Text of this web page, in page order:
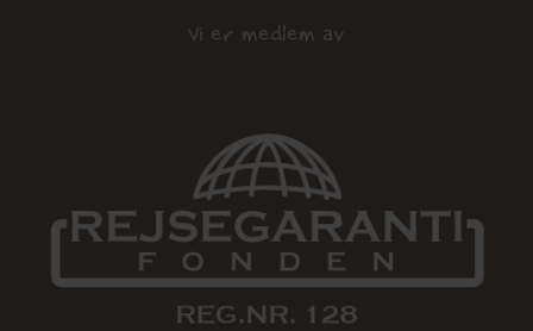
Vi er medlem av